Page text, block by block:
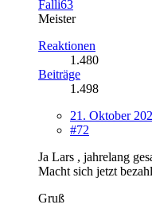
Falli63
Meister
Reaktionen
1.480
Beiträge
1.498
21. Oktober
#72
Ja Lars , jahrelang
Macht sich jetzt
Gruß